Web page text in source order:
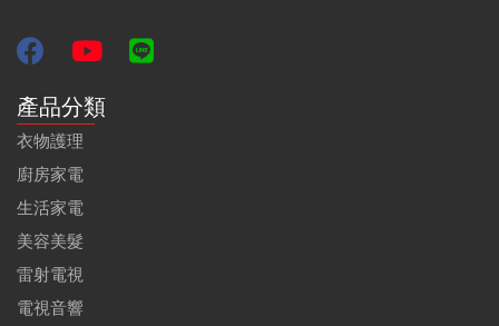
產品分類
衣物護理
廚房家電
生活家電
美容美髮
雷射電視
電視音響